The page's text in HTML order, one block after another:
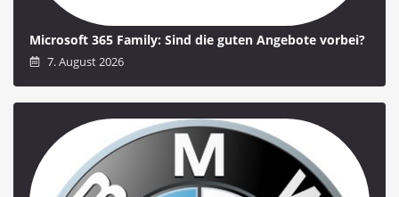
Microsoft 365 Family: Sind die guten Angebote vorbei?
7. August 2026